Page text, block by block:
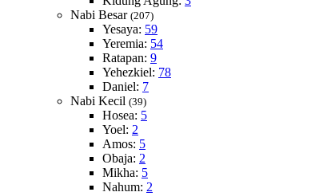
Nabi Besar (207)
Yesaya: 59
Yeremia: 54
Ratapan: 9
Yehezkiel: 78
Daniel: 7
Nabi Kecil (39)
Hosea: 5
Yoel: 2
Amos: 5
Obaja: 2
Mikha: 5
Nahum: 2